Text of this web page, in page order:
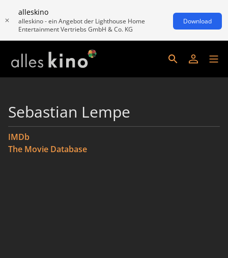
alleskino
alleskino - ein Angebot der Lighthouse Home
Entertainment Vertriebs GmbH & Co. KG
Download
Sebastian Lempe
IMDb
The Movie Database